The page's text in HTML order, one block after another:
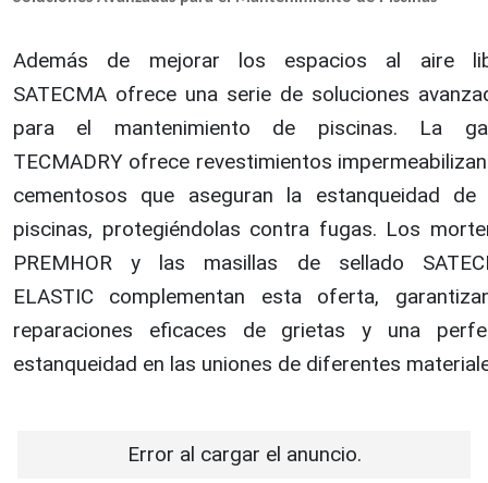
Además de mejorar los espacios al aire
SATECMA ofrece una serie de soluciones
para el mantenimiento de piscinas. La
TECMADRY ofrece revestimientos
cementosos que aseguran la estanqueidad de
piscinas, protegiéndolas contra fugas. Los
PREMHOR y las masillas de sellado
ELASTIC complementan esta oferta,
reparaciones eficaces de grietas y una
estanqueidad en las uniones de diferentes
Error al cargar el anuncio.